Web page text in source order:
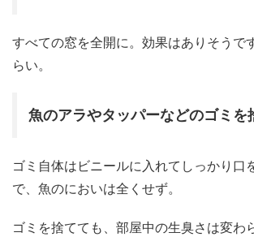
すべての窓を全開に。効果はありそうで
らい。
魚のアラやタッパーなどのゴミを
ゴミ自体はビニールに入れてしっかり口
で、魚のにおいは全くせず。
ゴミを捨てても、部屋中の生臭さは変わ